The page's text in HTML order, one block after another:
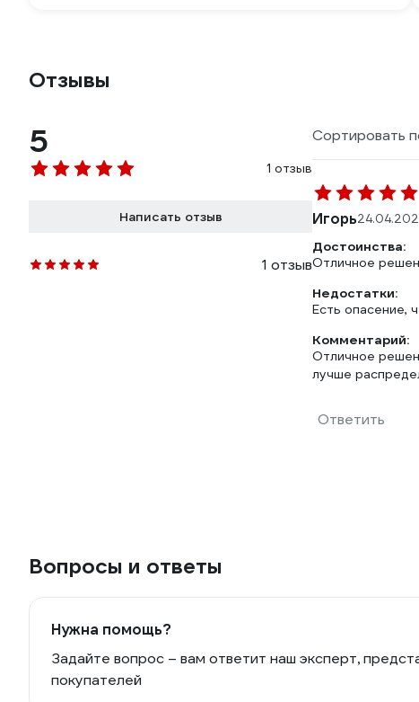
Отзывы
5
1 отзыв
Написать отзыв
1 отзыв
Сортировать
Игорь
Достоинства:
Отличное
Недостатки:
Есть опасение,
Комментарий:
Отличное
лучше
Ответить
Вопросы и ответы
Нужна помощь?
Задайте вопрос – вам ответит наш эксперт,
покупателей